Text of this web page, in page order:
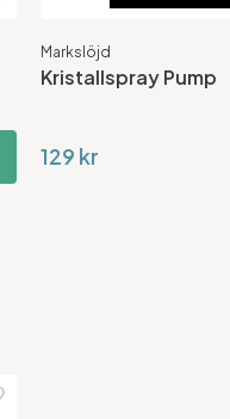
Markslöjd
Kristallspray Pump
129 kr